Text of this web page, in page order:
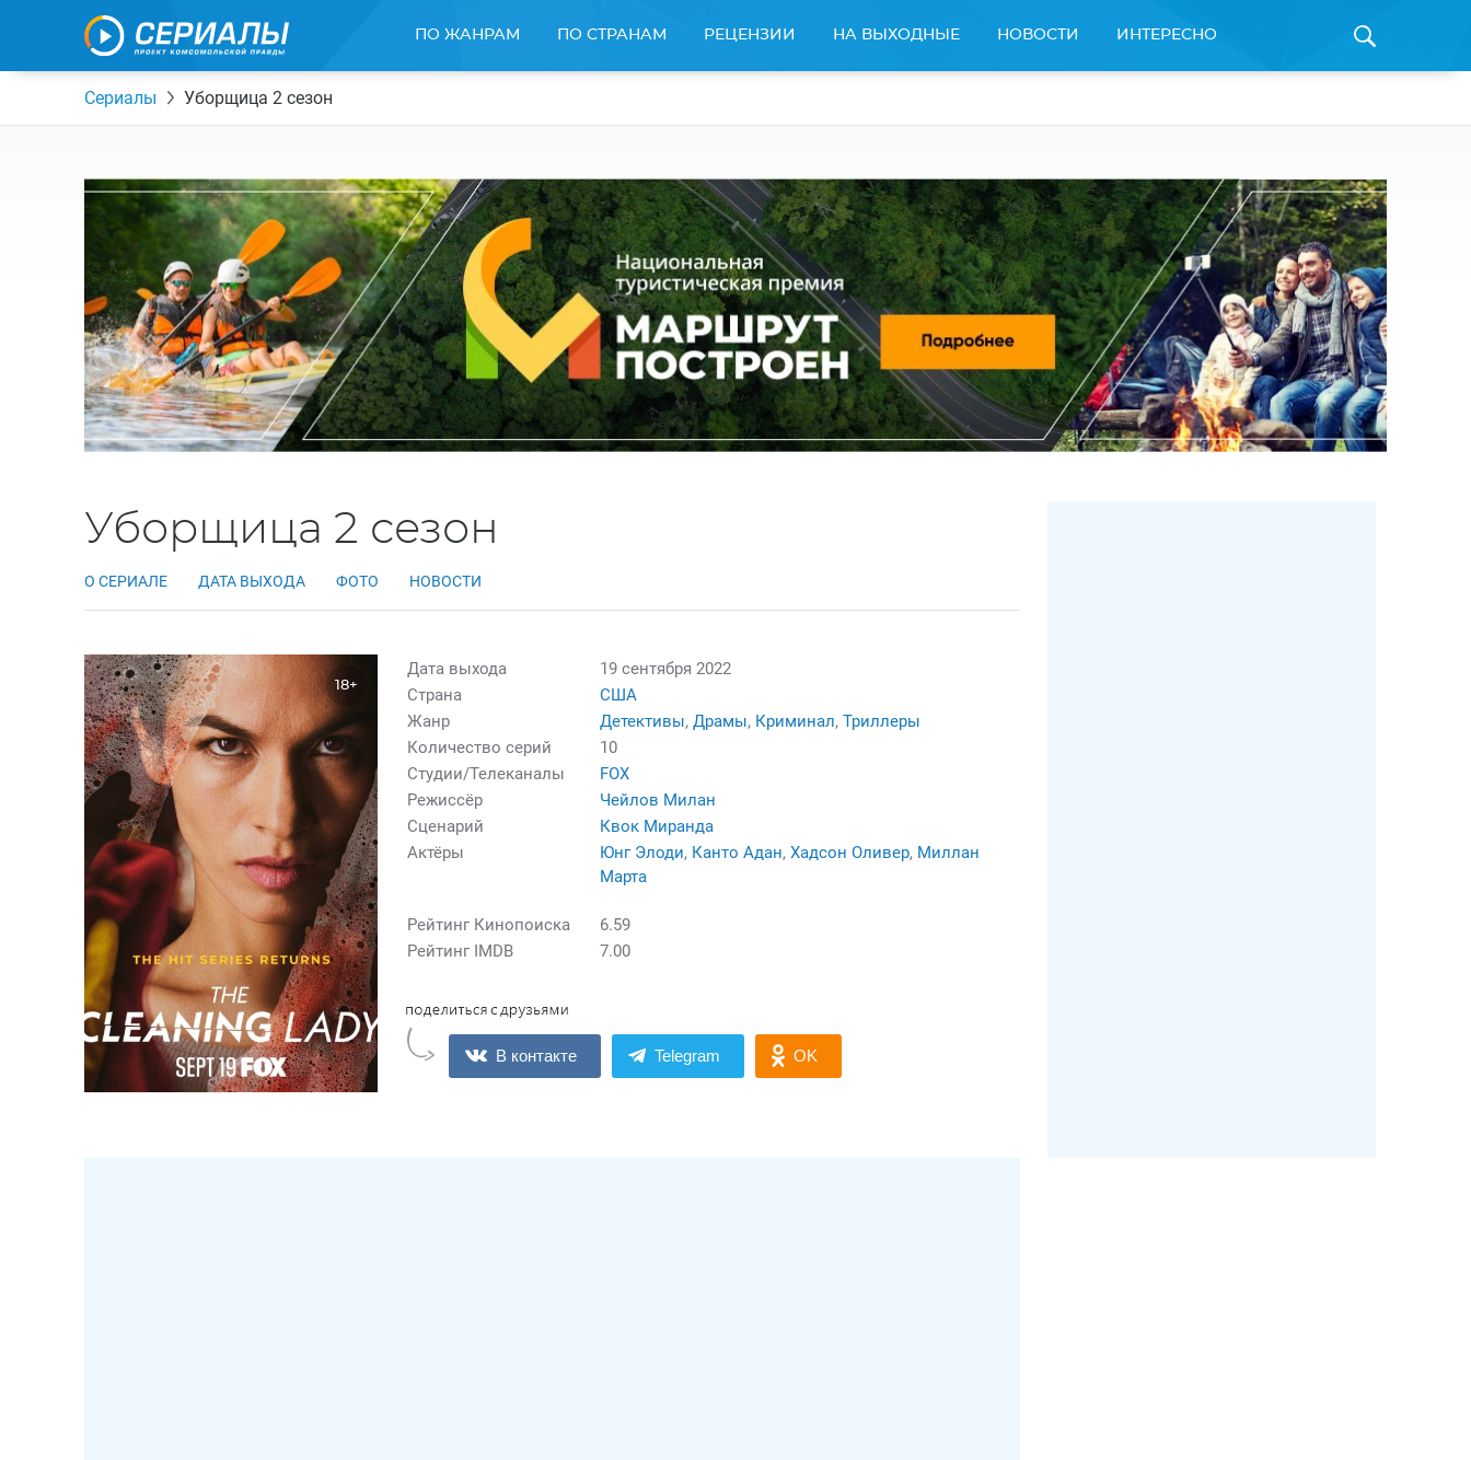
ПО ЖАНРАМ ПО СТРАНАМ РЕЦЕНЗИИ НА ВЫХОДНЫЕ НОВОСТИ ИНТЕРЕСНО
Сериалы Уборщица 2 сезон
Уборщица 2 сезон
О СЕРИАЛЕ ДАТА ВЫХОДА ФОТО НОВОСТИ
18+
Дата выхода
19 сентября 2022
Страна
США
Жанр
Детективы, Драмы, Криминал,Триллеры
Количество серий
10
Студии/Телеканалы
FOX
Режиссёр
Чейлов Милан
Сценарий
Квок Миранда
Актёры
Юнг Элоди, Канто Адан,Хадсон Оливер, Миллан
Марта
Рейтинг Кинопоиска
6.59
Рейтинг IMDB
7.00
В контакте Telegram OK